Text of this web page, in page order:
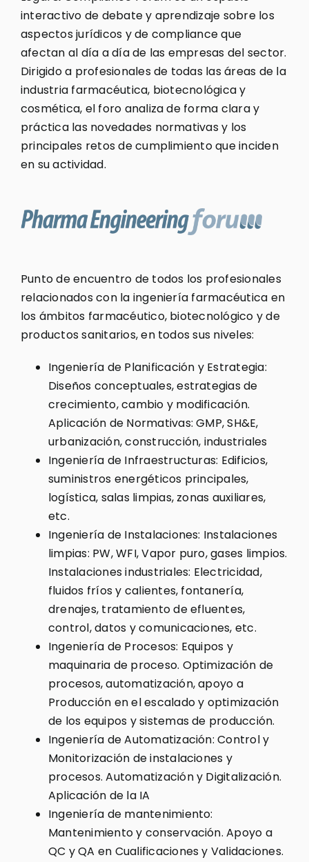
interactivo de debate y aprendizaje sobre los
aspectos jurídicos y de compliance que
afectan al día a día de las empresas del sector.
Dirigido a profesionales de todas las áreas de la
industria farmacéutica, biotecnológica y
cosmética, el foro analiza de forma clara y
práctica las novedades normativas y los
principales retos de cumplimiento que inciden
en su actividad.
Punto de encuentro de todos los profesionales
relacionados con la ingeniería farmacéutica en
los ámbitos farmacéutico, biotecnológico y de
productos sanitarios, en todos sus niveles:
Ingeniería de Planificación y Estrategia:
Diseños conceptuales, estrategias de
crecimiento, cambio y modificación.
Aplicación de Normativas: GMP, SH&E,
urbanización, construcción, industriales
Ingeniería de Infraestructuras: Edificios,
suministros energéticos principales,
logística, salas limpias, zonas auxiliares,
etc.
Ingeniería de Instalaciones: Instalaciones
limpias: PW, WFI, Vapor puro, gases limpios.
Instalaciones industriales: Electricidad,
fluidos fríos y calientes, fontanería,
drenajes, tratamiento de efluentes,
control, datos y comunicaciones, etc.
Ingeniería de Procesos: Equipos y
maquinaria de proceso. Optimización de
procesos, automatización, apoyo a
Producción en el escalado y optimización
de los equipos y sistemas de producción.
Ingeniería de Automatización: Control y
Monitorización de instalaciones y
procesos. Automatización y Digitalización.
Aplicación de la IA
Ingeniería de mantenimiento:
Mantenimiento y conservación. Apoyo a
QC y QA en Cualificaciones y Validaciones.